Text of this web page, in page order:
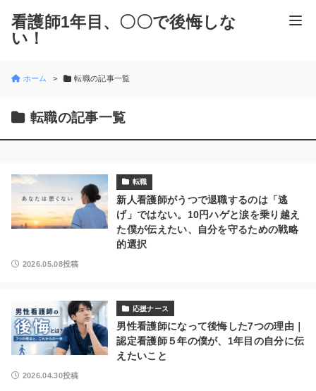
看護師1年目、〇〇で後悔しな
い！
ホーム 転職の記事一覧
転職の記事一覧
転職
新人看護師がうつで退職するのは「逃
げ」ではない。10円ハゲと涙を乗り越え
た僕が伝えたい、自分を守るための戦略
的選択
2026.05.08投稿
応援ナース
男性看護師になって後悔した7つの理由｜
認定看護師５年の僕が、1年目の自分に伝
えたいこと
2026.04.30投稿